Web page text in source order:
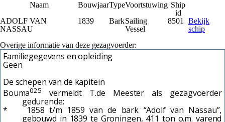
Naam
BouwjaarTypeVoortstuwing Ship
id
ADOLF VAN
NASSAU
1839 BarkSailing
Vessel
8501
Bekijk
schip
Overige informatie van deze gezagvoerder:
Familiegegevens en opleiding
Geen
De schepen van de kapitein
Bouma025 vermeldt T.de Meester als gezagvoerder
gedurende:
* 1858 t/m 1859 van de bark “Adolf van Nassau”,
gebouwd in 1839 te Groningen, 411 ton o.m. varend